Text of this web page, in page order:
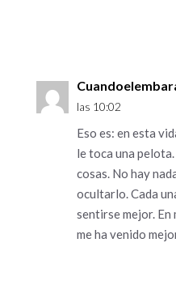
las 10:02
Eso es: en esta
le toca una
cosas. No hay
ocultarlo. Cada
sentirse mejor. En
me ha venido